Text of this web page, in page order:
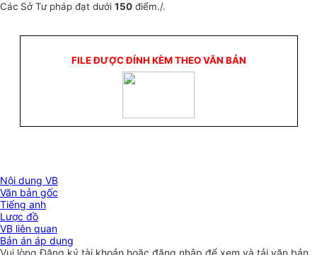
Các Sở Tư pháp đạt dưới 150 điểm./.
FILE ĐƯỢC ĐÍNH KÈM THEO VĂN BẢN
Nội dung VB
Văn bản gốc
Tiếng anh
Lược đồ
VB liên quan
Bản án áp dụng
Vui lòngĐăng ký tài khoản hoặc đăng nhập để xem và tải văn bản